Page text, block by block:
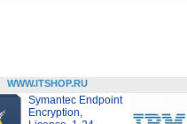
WWW.ITSHOP.RU
Symantec Endpoint
Encryption,